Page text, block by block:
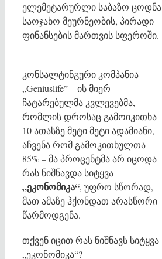
ელემეტარურლი საბაზო ცოდნა
საოჯახო მეურნეობის, პირადი
ფინანსების მართვის სფეროში.
კონსალტინგური კომპანია
„Geniuslife” – ის მიერ
ჩატარებულმა კვლევებმა,
რომლის დროსაც გამოიკითხა
10 ათასზე მეტი მეტი ადამიანი,
აჩვენა რომ გამოკითხულთა
85% – მა პროცენტმა არ იცოდა
რას ნიშნავდა სიტყვა
„ეკონომიკა“, უფრო სწორად,
მათ ამაზე ჰქონდათ არასწორი
წარმოდგენა.
თქვენ იცით რას ნიშნავს სიტყვა
„ეკონომიკა“?